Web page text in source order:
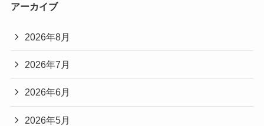
アーカイブ
2026年8月
2026年7月
2026年6月
2026年5月